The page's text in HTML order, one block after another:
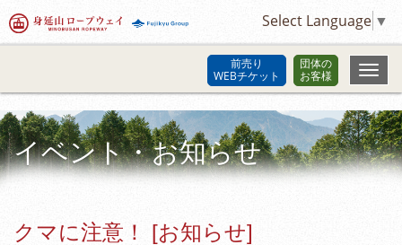
Select Language ▼
前売り
WEBチケット
団体の
お客様
イベント・お知らせ
クマに注意！ [お知らせ]